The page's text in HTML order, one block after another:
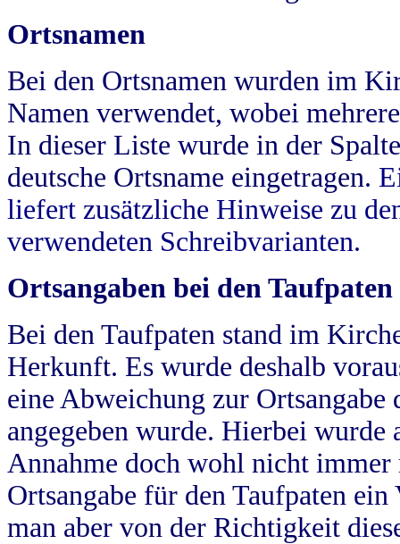
Ortsnamen
Bei den Ortsnamen wurden im
Namen verwendet, wobei
In dieser Liste wurde in der
deutsche Ortsname eingetragen.
liefert zusätzliche Hinweise zu
verwendeten Schreibvarianten.
Ortsangaben bei den Taufpaten
Bei den Taufpaten stand im
Herkunft. Es wurde deshalb
eine Abweichung zur
angegeben wurde. Hierbei wurde
Annahme doch wohl nicht
Ortsangabe für den Taufpaten
man aber von der Richtigkeit